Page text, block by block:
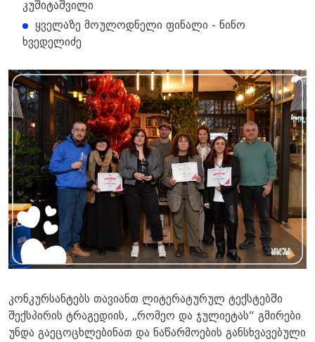
კუშიტაშვილი
ყველაზე მოულოდნელი ფინალი - ნინო
ხვედელიძე
კონკურსანტებს თავიანთ ლიტერატურულ ტექსტებში
შექსპირის ტრაგედიის, „რომეო და ჯულიეტას“ გმირები
უნდა გაეცოცხლებინათ და ნაწარმოების განსხვავებული